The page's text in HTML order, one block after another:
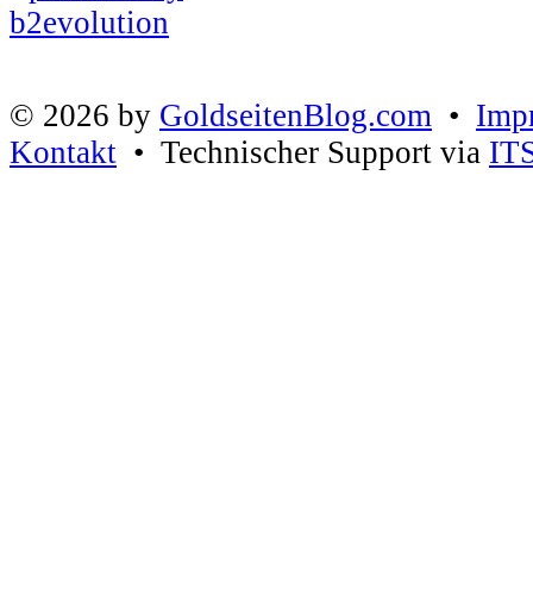
© 2026 by GoldseitenBlog.com •
Kontakt • Technischer Support via